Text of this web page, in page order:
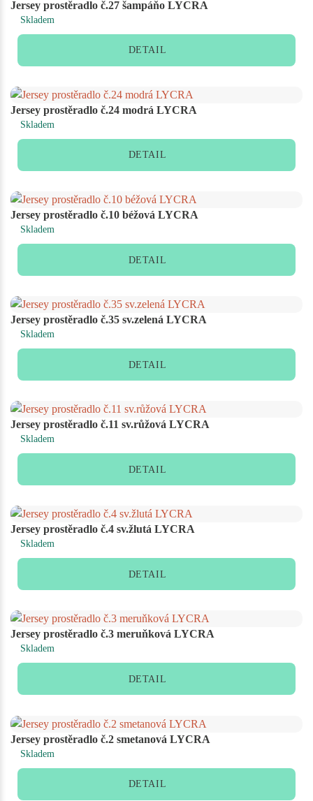
Jersey prostěradlo č.27 šampáňo LYCRA
Skladem
DETAIL
Jersey prostěradlo č.24 modrá LYCRA
Skladem
DETAIL
Jersey prostěradlo č.10 béžová LYCRA
Skladem
DETAIL
Jersey prostěradlo č.35 sv.zelená LYCRA
Skladem
DETAIL
Jersey prostěradlo č.11 sv.růžová LYCRA
Skladem
DETAIL
Jersey prostěradlo č.4 sv.žlutá LYCRA
Skladem
DETAIL
Jersey prostěradlo č.3 meruňková LYCRA
Skladem
DETAIL
Jersey prostěradlo č.2 smetanová LYCRA
Skladem
DETAIL